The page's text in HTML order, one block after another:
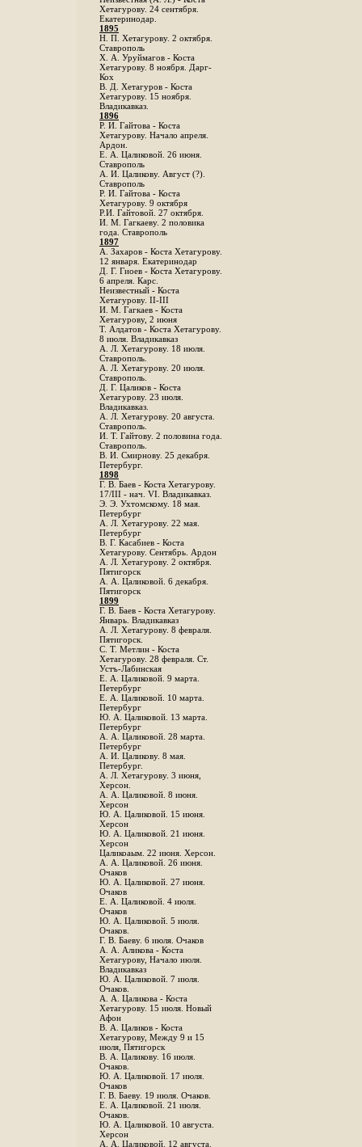
Хетагурову. 24 сентября.
Екатеринодар.
1895
Н. П. Хетагурову. 2 октября.
Ставрополь
X. А. Уруймагов - Коста
Хетагурову. 8 ноября. Дарг-
Кох
В. Д. Хетагуров - Коста
Хетагурову. 15 ноября.
Владикавказ.
1896
Р. И. Гайтова - Коста
Хетагурову. Начало апреля.
Ардон.
Е. А. Цаликовой. 26 июня.
Ставрополь
А. И. Цаликову. Август (?).
Ставрополь
Р. И. Гайтова - Коста
Хетагурову. 9 октября
Р.И. Гайтовой. 27 октября.
И. М. Гагкаеву. 2 половика
года. Ставрополь
1897
А. Захаров - Коста Хетагурову.
12 января. Екатеринодар
Д. Г. Гиоев - Коста Хетагурову.
6 апреля. Карс.
Неизвестный - Коста
Хетагурову. II-III
И. М. Гагкаев - Коста
Хетагурову, 2 июня
Т. Алдатов - Коста Хетагурову.
8 июля. Владикавказ
А. Л. Хетагурову. 18 июля.
Ставрополь.
А. Л. Хетагурову. 20 июля.
Ставрополь.
Д. Г. Цаликов - Коста
Хетагурову. 23 июля.
Владикавказ.
А. Л. Хетагурову. 20 августа.
Ставрополь.
И. Т. Гайтову. 2 половина года.
Ставрополь.
В. И. Смирнову. 25 декабря.
Петербург.
1898
Г. В. Баев - Коста Хетагурову.
17/III - нач. VI. Владикавказ.
Э. Э. Ухтомскому. 18 мая.
Петербург
A. Л. Хетагурову. 22 мая.
Петербург
B. Г. Касабиев - Коста
Хетагурову. Сентябрь. Ардон
А. Л. Хетагурову. 2 октября.
Пятигорск
А. А. Цаликовой. 6 декабря.
Пятигорск
1899
Г. В. Баев - Коста Хетагурову.
Январь. Владикавказ
А. Л. Хетагурову. 8 февраля.
Пятигорск.
С. Т. Метлин - Коста
Хетагурову. 28 февраля. Ст.
Устъ-Лабинская
Е. А. Цаликовой. 9 марта.
Петербург
Е. А. Цаликовой. 10 марта.
Петербург
Ю. А. Цаликовой. 13 марта.
Петербург
А. А. Цаликовой. 28 марта.
Петербург
А. И. Цаликову. 8 мая.
Петербург.
А. Л. Хетагурову. 3 июня,
Херсон.
А. А. Цаликовой. 8 июня.
Херсон
Ю. А. Цаликовой. 15 июня.
Херсон
Ю. А. Цаликовой. 21 июня.
Херсон
Цаликоаым. 22 июня. Херсон.
А. А. Цаликовой. 26 июня.
Очаков
Ю. А. Цаликовой. 27 июня.
Очаков
Е. А. Цаликовой. 4 июля.
Очаков
Ю. А. Цаликовой. 5 июля.
Очаков.
Г. В. Баеву. 6 июля. Очаков
А. А. Аликова - Коста
Хетагурову, Начало июля.
Владикавказ
Ю. А. Цаликовой. 7 июля.
Очаков.
А. А. Цаликова - Коста
Хетагурову. 15 июля. Новый
Афон
В. А. Цаликов - Коста
Хетагурову, Между 9 и 15
июля, Пятигорск
В. А. Цаликову. 16 июля.
Очаков.
Ю. А. Цаликовой. 17 июля.
Очаков
Г. В. Баеву. 19 июля. Очаков.
Е. А. Цаликовой. 21 июля.
Очаков.
Ю. А. Цаликовой. 10 августа.
Херсон
А. А. Цаликовой. 12 августа.